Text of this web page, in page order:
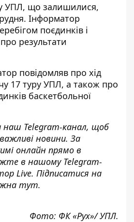
УПЛ, що залишилися,
Інформатор
поєдинків і
результати
повідомляв про хід
17 туру УПЛ, а також про
баскетбольної
наш Telegram-канал, щоб
новини. За
онлайн прямо в
в нашому Telegram-
Live. Підписатися на
тут.
ФК «Рух»/ УПЛ.